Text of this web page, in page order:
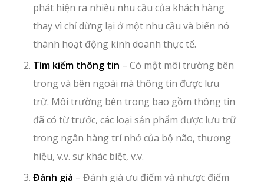
phát hiện ra nhiều nhu cầu của khách hàng
thay vì chỉ dừng lại ở một nhu cầu và biến nó
thành hoạt động kinh doanh thực tế.
Tìm kiếm thông tin – Có một môi trường bên
trong và bên ngoài mà thông tin được lưu
trữ. Môi trường bên trong bao gồm thông tin
đã có từ trước, các loại sản phẩm được lưu trữ
trong ngân hàng trí nhớ của bộ não, thương
hiệu, v.v. sự khác biệt, v.v.
Đánh giá – Đánh giá ưu điểm và nhược điểm